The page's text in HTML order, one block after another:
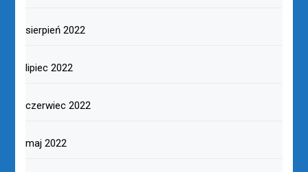
sierpień 2022
lipiec 2022
czerwiec 2022
maj 2022